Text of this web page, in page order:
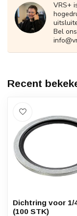
VRS+
Bel
Recent
Dichtring voor 1/
(100 STK)